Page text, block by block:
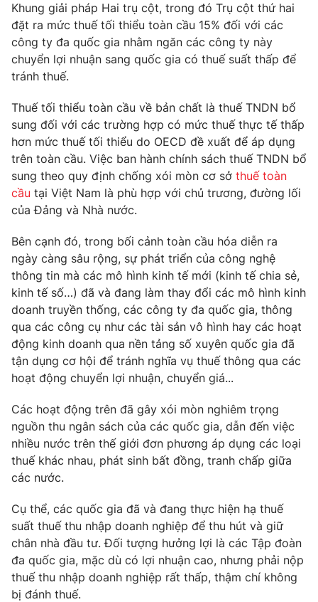
Góc doanh nghiệp
Truyền hình
Phim VTV
Hậu trường
Khán giả
Giải sao mai
Giải trí
Điện ảnh
Âm nhạc
Sao
Du lịch
Làm đẹp
Chất lượng cuộc sống
Giáo dục
Tuyển sinh
Học trực tuyến
Công nghệ
Hitech Công nghệ tương lai
Sản phẩm
Thị trường
Tư vấn
Giao lưu trực tuyến
Lịch phát sóng
Chuyên mục khác
Emagazine Podcast
Photo Infographic
Video Shorts video
VTV Money VTV Thể thao
VTV Sức khoẻ Bất động sản
Thị trường 24h Tấm lòng Việt
VTV4 Vươn mình bằng AI
Khung giải pháp Hai trụ cột, trong đó Trụ cột thứ hai
đặt ra mức thuế tối thiểu toàn cầu 15% đối với các
công ty đa quốc gia nhằm ngăn các công ty này
chuyển lợi nhuận sang quốc gia có thuế suất thấp để
tránh thuế.
Thuế tối thiểu toàn cầu về bản chất là thuế TNDN bổ
sung đối với các trường hợp có mức thuế thực tế thấp
hơn mức thuế tối thiểu do OECD đề xuất để áp dụng
trên toàn cầu. Việc ban hành chính sách thuế TNDN bổ
sung theo quy định chống xói mòn cơ sở thuế toàn
cầu tại Việt Nam là phù hợp với chủ trương, đường lối
của Đảng và Nhà nước.
Bên cạnh đó, trong bối cảnh toàn cầu hóa diễn ra
ngày càng sâu rộng, sự phát triển của công nghệ
thông tin mà các mô hình kinh tế mới (kinh tế chia sẻ,
kinh tế số…) đã và đang làm thay đổi các mô hình kinh
doanh truyền thống, các công ty đa quốc gia, thông
qua các công cụ như các tài sản vô hình hay các hoạt
động kinh doanh qua nền tảng số xuyên quốc gia đã
tận dụng cơ hội để tránh nghĩa vụ thuế thông qua các
hoạt động chuyển lợi nhuận, chuyển giá...
Các hoạt động trên đã gây xói mòn nghiêm trọng
nguồn thu ngân sách của các quốc gia, dẫn đến việc
nhiều nước trên thế giới đơn phương áp dụng các loại
thuế khác nhau, phát sinh bất đồng, tranh chấp giữa
các nước.
Cụ thể, các quốc gia đã và đang thực hiện hạ thuế
suất thuế thu nhập doanh nghiệp để thu hút và giữ
chân nhà đầu tư. Đối tượng hưởng lợi là các Tập đoàn
đa quốc gia, mặc dù có lợi nhuận cao, nhưng phải nộp
thuế thu nhập doanh nghiệp rất thấp, thậm chí không
bị đánh thuế.